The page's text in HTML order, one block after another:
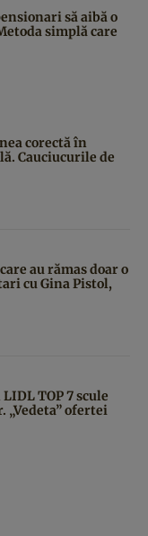
să aibă o
simplă care
corectă în
Cauciucurile de
au rămas doar o
cu Gina Pistol,
TOP 7 scule
ofertei